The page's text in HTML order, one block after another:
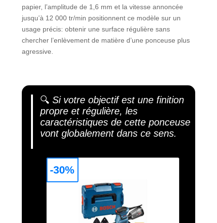
papier, l’amplitude de 1,6 mm et la vitesse annoncée
jusqu’à 12 000 tr/min positionnent ce modèle sur un
usage précis: obtenir une surface régulière sans
chercher l’enlèvement de matière d’une ponceuse plus
agressive.
🔍 Si votre objectif est une finition
propre et régulière, les
caractéristiques de cette ponceuse
vont globalement dans ce sens.
-30%